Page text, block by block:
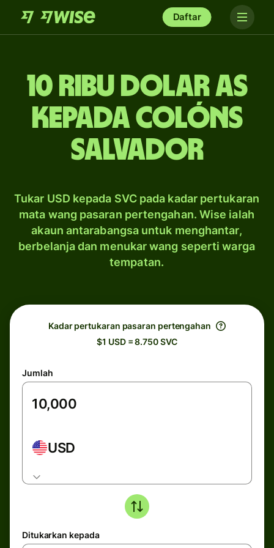
Daftar
10 ribu dolar AS
kepada colóns
Salvador
Tukar USD kepada SVC pada kadar pertukaran
mata wang pasaran pertengahan. Wise ialah
akaun antarabangsa untuk menghantar,
berbelanja dan menukar wang seperti warga
tempatan.
Kadar pertukaran pasaran pertengahan
$1 USD = 8.750 SVC
Jumlah
USD
Ditukarkan kepada